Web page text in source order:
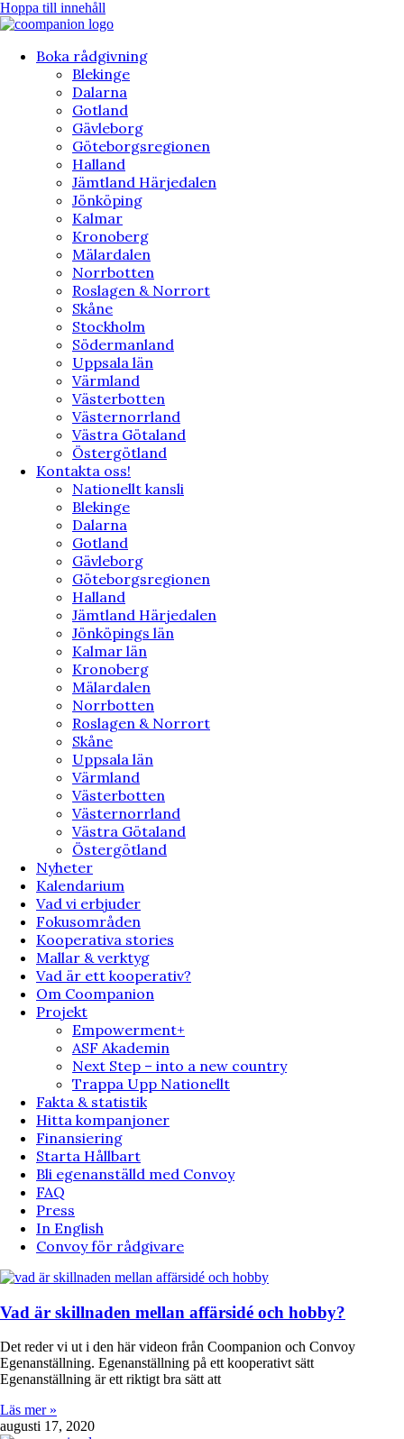
Hoppa till innehåll
Boka rådgivning
Blekinge
Dalarna
Gotland
Gävleborg
Göteborgsregionen
Halland
Jämtland Härjedalen
Jönköping
Kalmar
Kronoberg
Mälardalen
Norrbotten
Roslagen & Norrort
Skåne
Stockholm
Södermanland
Uppsala län
Värmland
Västerbotten
Västernorrland
Västra Götaland
Östergötland
Kontakta oss!
Nationellt kansli
Blekinge
Dalarna
Gotland
Gävleborg
Göteborgsregionen
Halland
Jämtland Härjedalen
Jönköpings län
Kalmar län
Kronoberg
Mälardalen
Norrbotten
Roslagen & Norrort
Skåne
Uppsala län
Värmland
Västerbotten
Västernorrland
Västra Götaland
Östergötland
Nyheter
Kalendarium
Vad vi erbjuder
Fokusområden
Kooperativa stories
Mallar & verktyg
Vad är ett kooperativ?
Om Coompanion
Projekt
Empowerment+
ASF Akademin
Next Step – into a new country
Trappa Upp Nationellt
Fakta & statistik
Hitta kompanjoner
Finansiering
Starta Hållbart
Bli egenanställd med Convoy
FAQ
Press
In English
Convoy för rådgivare
Vad är skillnaden mellan affärsidé och hobby?
Det reder vi ut i den här videon från Coompanion och Convoy
Egenanställning. Egenanställning på ett kooperativt sätt
Egenanställning är ett riktigt bra sätt att
Läs mer »
augusti 17, 2020